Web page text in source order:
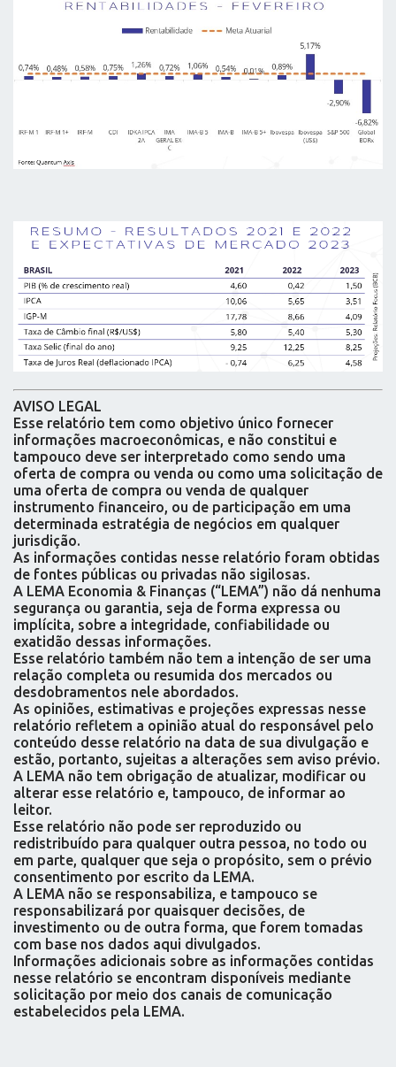
AVISO LEGAL
Esse relatório tem como objetivo único fornecer
informações macroeconômicas, e não constitui e
tampouco deve ser interpretado como sendo uma
oferta de compra ou venda ou como uma solicitação de
uma oferta de compra ou venda de qualquer
instrumento financeiro, ou de participação em uma
determinada estratégia de negócios em qualquer
jurisdição.
As informações contidas nesse relatório foram obtidas
de fontes públicas ou privadas não sigilosas.
A LEMA Economia & Finanças (“LEMA”) não dá nenhuma
segurança ou garantia, seja de forma expressa ou
implícita, sobre a integridade, confiabilidade ou
exatidão dessas informações.
Esse relatório também não tem a intenção de ser uma
relação completa ou resumida dos mercados ou
desdobramentos nele abordados.
As opiniões, estimativas e projeções expressas nesse
relatório refletem a opinião atual do responsável pelo
conteúdo desse relatório na data de sua divulgação e
estão, portanto, sujeitas a alterações sem aviso prévio.
A LEMA não tem obrigação de atualizar, modificar ou
alterar esse relatório e, tampouco, de informar ao
leitor.
Esse relatório não pode ser reproduzido ou
redistribuído para qualquer outra pessoa, no todo ou
em parte, qualquer que seja o propósito, sem o prévio
consentimento por escrito da LEMA.
A LEMA não se responsabiliza, e tampouco se
responsabilizará por quaisquer decisões, de
investimento ou de outra forma, que forem tomadas
com base nos dados aqui divulgados.
Informações adicionais sobre as informações contidas
nesse relatório se encontram disponíveis mediante
solicitação por meio dos canais de comunicação
estabelecidos pela LEMA.